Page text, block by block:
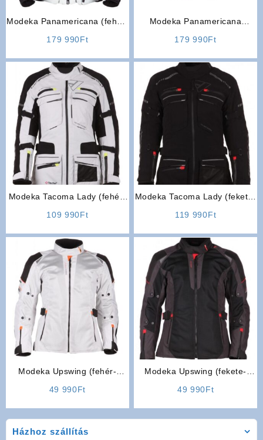
Házhoz szállítás
Modeka Panamericana (fehér-
179 990Ft
Modeka Panamericana
179 990Ft
Modeka Tacoma Lady (fehér-
109 990Ft
Modeka Tacoma Lady (fekete)
119 990Ft
Modeka Upswing (fehér-
49 990Ft
Modeka Upswing (fekete-
49 990Ft